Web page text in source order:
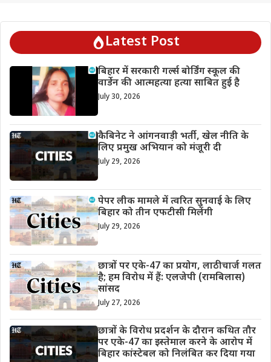
Latest Post
बिहार में सरकारी गर्ल्स बोर्डिंग स्कूल की
वार्डेन की आत्महत्या हत्या साबित हुई है
July 30, 2026
कैबिनेट ने आंगनवाड़ी भर्ती, खेल नीति के
लिए प्रमुख अभियान को मंजूरी दी
July 29, 2026
पेपर लीक मामले में त्वरित सुनवाई के लिए
बिहार को तीन एफटीसी मिलेंगी
July 29, 2026
छात्रों पर एके-47 का प्रयोग, लाठीचार्ज गलत
है; हम विरोध में हैं: एलजेपी (रामबिलास)
सांसद
July 27, 2026
छात्रों के विरोध प्रदर्शन के दौरान कथित तौर
पर एके-47 का इस्तेमाल करने के आरोप में
बिहार कांस्टेबल को निलंबित कर दिया गया